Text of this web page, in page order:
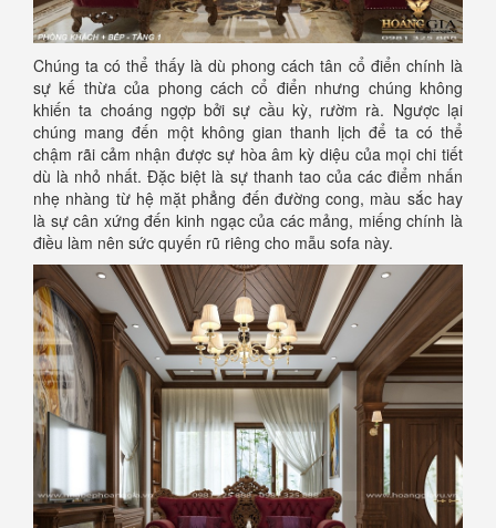
Chúng ta có thể thấy là dù phong cách tân cổ điển chính là
sự kế thừa của phong cách cổ điển nhưng chúng không
khiến ta choáng ngợp bởi sự cầu kỳ, rườm rà. Ngược lại
chúng mang đến một không gian thanh lịch để ta có thể
chậm rãi cảm nhận được sự hòa âm kỳ diệu của mọi chi tiết
dù là nhỏ nhất. Đặc biệt là sự thanh tao của các điểm nhấn
nhẹ nhàng từ hệ mặt phẳng đến đường cong, màu sắc hay
là sự cân xứng đến kinh ngạc của các mảng, miếng chính là
điều làm nên sức quyến rũ riêng cho mẫu sofa này.